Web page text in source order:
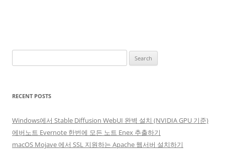
for:
RECENT POSTS
Windows에서 Stable Diffusion WebUI 완벽 설치 (NVIDIA GPU 기준)
에버노트 Evernote 한번에 모든 노트 Enex 추출하기
macOS Mojave 에서 SSL 지원하는 Apache 웹서버 설치하기